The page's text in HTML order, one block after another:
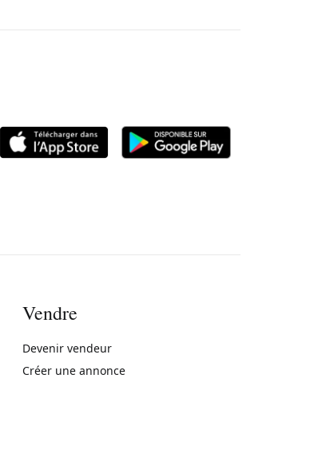
Vendre
Devenir vendeur
Créer une annonce